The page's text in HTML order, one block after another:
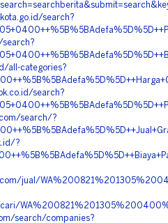
search?
all-categories?
search?
search/?
?
jual/
search/companies?